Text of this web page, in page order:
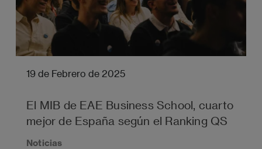
19 de Febrero de 2025
El MIB de EAE Business School, cuarto
mejor de España según el Ranking QS
Noticias